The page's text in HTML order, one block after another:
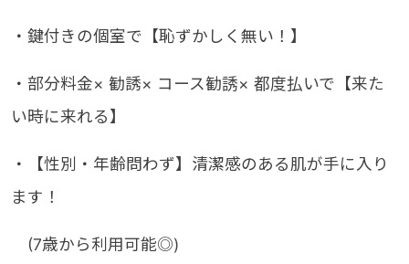
・鍵付きの個室で【恥ずかしく無い！】
・部分料金× 勧誘× コース勧誘× 都度払いで【来た
い時に来れる】
・【性別・年齢問わず】清潔感のある肌が手に入り
ます！
(7歳から利用可能◎)